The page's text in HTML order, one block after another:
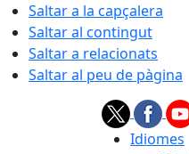
Saltar a la capçalera
Saltar al contingut
Saltar a relacionats
Saltar al peu de pàgina
Idiomes